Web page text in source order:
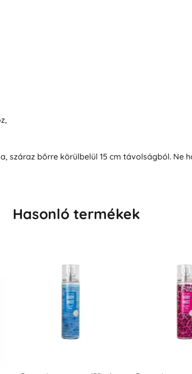
száraz bőrre körülbelül 15 cm távolságból. Ne
Hasonló termékek